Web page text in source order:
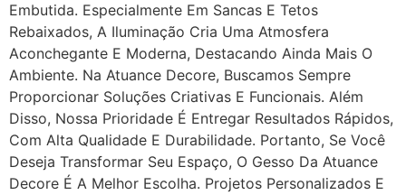
Embutida. Especialmente Em Sancas E Tetos
Rebaixados, A Iluminação Cria Uma Atmosfera
Aconchegante E Moderna, Destacando Ainda Mais O
Ambiente. Na Atuance Decore, Buscamos Sempre
Proporcionar Soluções Criativas E Funcionais. Além
Disso, Nossa Prioridade É Entregar Resultados Rápidos,
Com Alta Qualidade E Durabilidade. Portanto, Se Você
Deseja Transformar Seu Espaço, O Gesso Da Atuance
Decore É A Melhor Escolha. Projetos Personalizados E